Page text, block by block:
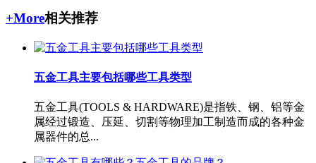
+More相关推荐
五金工具主要包括哪些工具类型
五金工具(TOOLS & HARDWARE)是指铁、钢、铝等金
属经过锻造、压延、切割等物理加工制造而成的各种金
属器件的总...